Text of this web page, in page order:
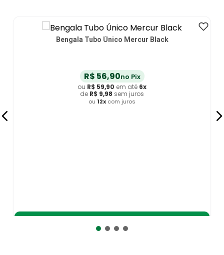
Bengala Tubo Único Mercur Black
R$ 56,90no Pix
ou R$ 59,90 em até 6x
de R$ 9,98 sem juros
ou 12x com juros